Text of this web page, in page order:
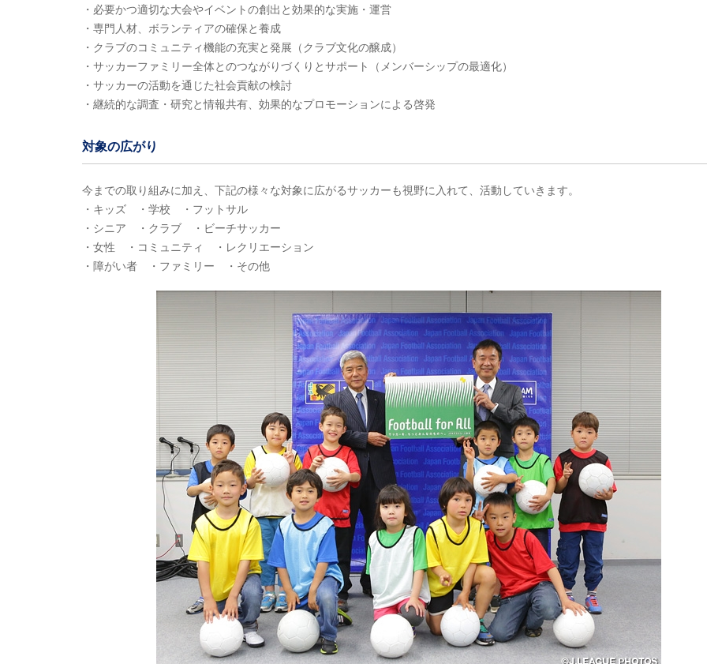
・必要かつ適切な大会やイベントの創出と効果的な実施・運営
・専門人材、ボランティアの確保と養成
・クラブのコミュニティ機能の充実と発展（クラブ文化の醸成）
・サッカーファミリー全体とのつながりづくりとサポート（メンバーシップの最適化）
・サッカーの活動を通じた社会貢献の検討
・継続的な調査・研究と情報共有、効果的なプロモーションによる啓発
対象の広がり
今までの取り組みに加え、下記の様々な対象に広がるサッカーも視野に入れて、活動していきます。
・キッズ ・学校 ・フットサル
・シニア ・クラブ ・ビーチサッカー
・女性 ・コミュニティ ・レクリエーション
・障がい者 ・ファミリー ・その他